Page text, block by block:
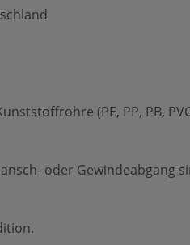
(PE, PP, PB,
oder Gewindeabgang